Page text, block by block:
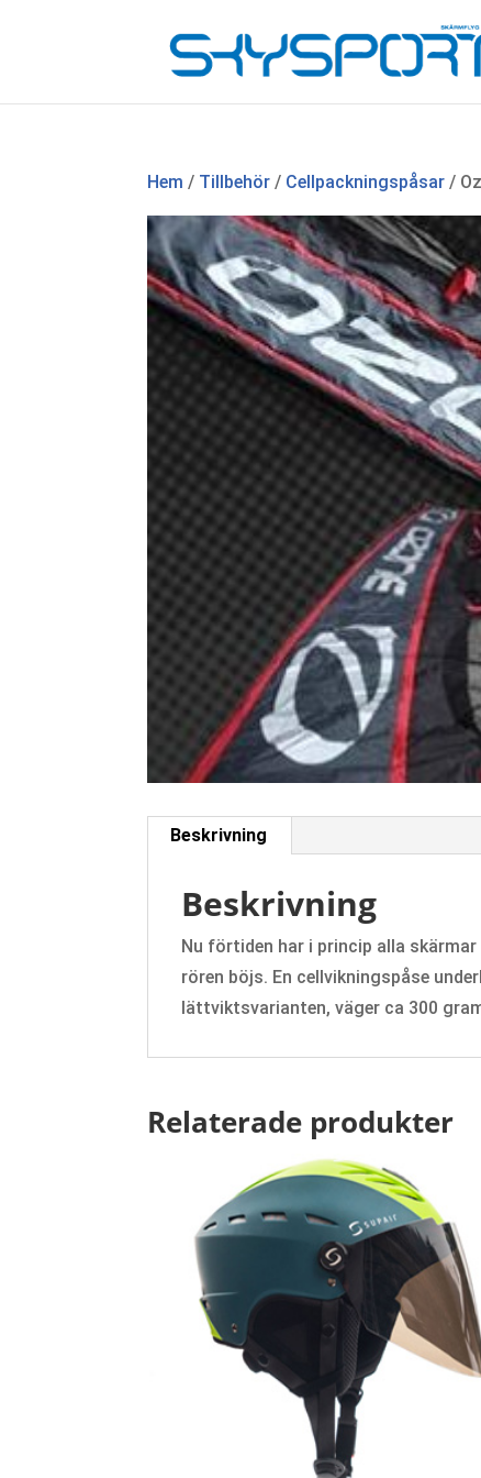
Hem / Tillbehör / Cellpackningspåsar /
Beskrivning
Beskrivning
Nu förtiden har i princip alla
rören böjs. En cellvikningspåse
lättviktsvarianten, väger ca 300
Relaterade produkter